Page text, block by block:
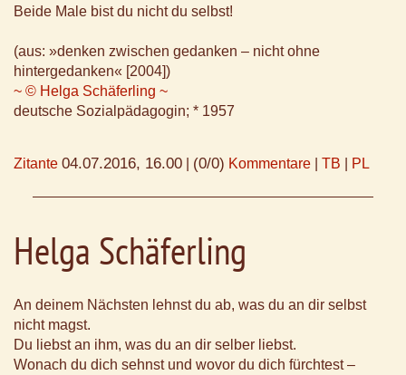
Beide Male bist du nicht du selbst!
(aus: »denken zwischen gedanken – nicht ohne
hintergedanken« [2004])
~ © Helga Schäferling ~
deutsche Sozialpädagogin; * 1957
Zitante 04.07.2016, 16.00 (0/0) Kommentare TB PL
Helga Schäferling
An deinem Nächsten lehnst du ab, was du an dir selbst
nicht magst.
Du liebst an ihm, was du an dir selber liebst.
Wonach du dich sehnst und wovor du dich fürchtest –